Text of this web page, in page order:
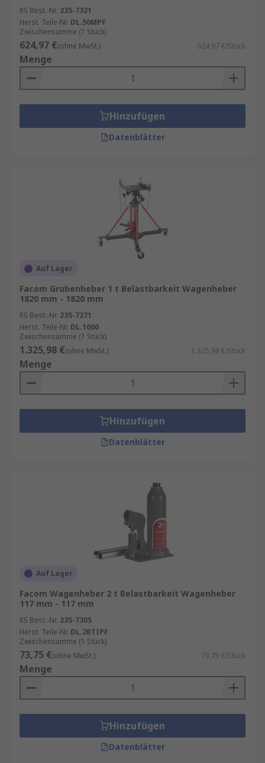
RS Best.-Nr. 235-7321
Herst. Teile-Nr. DL.50MPF
Zwischensumme (1 Stück)
624,97 €(ohne MwSt.) 624,97 €/Stück
Menge
Hinzufügen
Datenblätter
Auf Lager
Facom Grubenheber 1 t Belastbarkeit Wagenheber
1820 mm - 1820 mm
RS Best.-Nr. 235-7271
Herst. Teile-Nr. DL.1000
Zwischensumme (1 Stück)
1.325,98 €(ohne MwSt.) 1.325,98 €/Stück
Menge
Hinzufügen
Datenblätter
Auf Lager
Facom Wagenheber 2 t Belastbarkeit Wagenheber
117 mm - 117 mm
RS Best.-Nr. 235-7305
Herst. Teile-Nr. DL.2BTIPF
Zwischensumme (1 Stück)
73,75 €(ohne MwSt.) 73,75 €/Stück
Menge
Hinzufügen
Datenblätter